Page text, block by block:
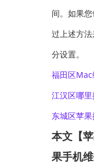
间。如果
过上述方
分设置。
福田区
江汉区哪
东城区苹果
本文【
果手机